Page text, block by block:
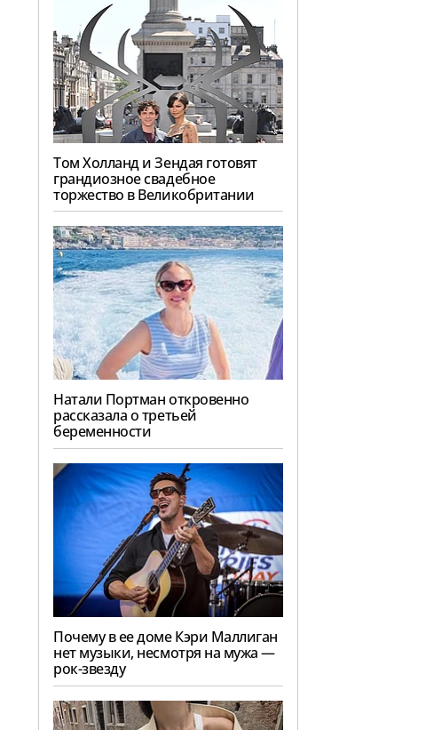
Том Холланд и Зендая готовят
грандиозное свадебное
торжество в Великобритании
Натали Портман откровенно
рассказала о третьей
беременности
Почему в ее доме Кэри Маллиган
нет музыки, несмотря на мужа —
рок-звезду